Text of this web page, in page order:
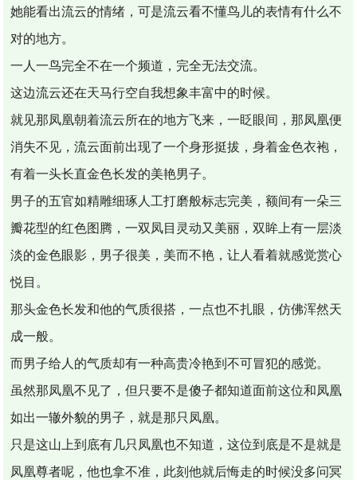
她能看出流云的情绪，可是流云看不懂鸟儿的表情有什么不
对的地方。
一人一鸟完全不在一个频道，完全无法交流。
这边流云还在天马行空自我想象丰富中的时候。
就见那凤凰朝着流云所在的地方飞来，一眨眼间，那凤凰便
消失不见，流云面前出现了一个身形挺拔，身着金色衣袍，
有着一头长直金色长发的美艳男子。
男子的五官如精雕细琢人工打磨般标志完美，额间有一朵三
瓣花型的红色图腾，一双凤目灵动又美丽，双眸上有一层淡
淡的金色眼影，男子很美，美而不艳，让人看着就感觉赏心
悦目。
那头金色长发和他的气质很搭，一点也不扎眼，仿佛浑然天
成一般。
而男子给人的气质却有一种高贵冷艳到不可冒犯的感觉。
虽然那凤凰不见了，但只要不是傻子都知道面前这位和凤凰
如出一辙外貌的男子，就是那只凤凰。
只是这山上到底有几只凤凰也不知道，这位到底是不是就是
凤凰尊者呢，他也拿不准，此刻他就后悔走的时候没多问冥